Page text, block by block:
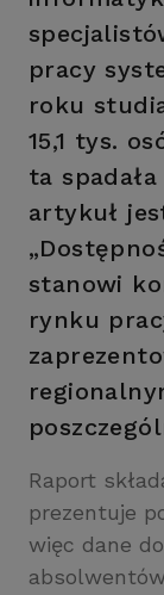
pracy
roku
15,1 tys.
ta
artykuł
stanowi
rynku
Raport
prezentuje
więc dane